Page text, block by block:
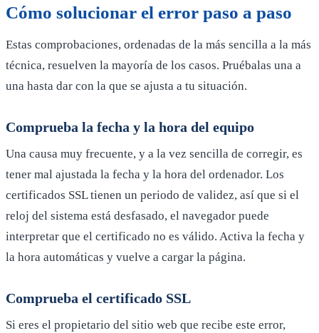
Cómo solucionar el error paso a paso
Estas comprobaciones, ordenadas de la más sencilla a la más
técnica, resuelven la mayoría de los casos. Pruébalas una a
una hasta dar con la que se ajusta a tu situación.
Comprueba la fecha y la hora del equipo
Una causa muy frecuente, y a la vez sencilla de corregir, es
tener mal ajustada la fecha y la hora del ordenador. Los
certificados SSL tienen un periodo de validez, así que si el
reloj del sistema está desfasado, el navegador puede
interpretar que el certificado no es válido. Activa la fecha y
la hora automáticas y vuelve a cargar la página.
Comprueba el certificado SSL
Si eres el propietario del sitio web que recibe este error,